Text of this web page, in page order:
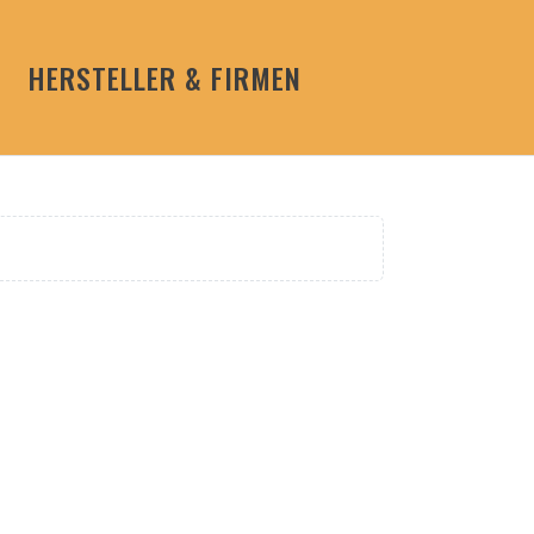
HERSTELLER & FIRMEN